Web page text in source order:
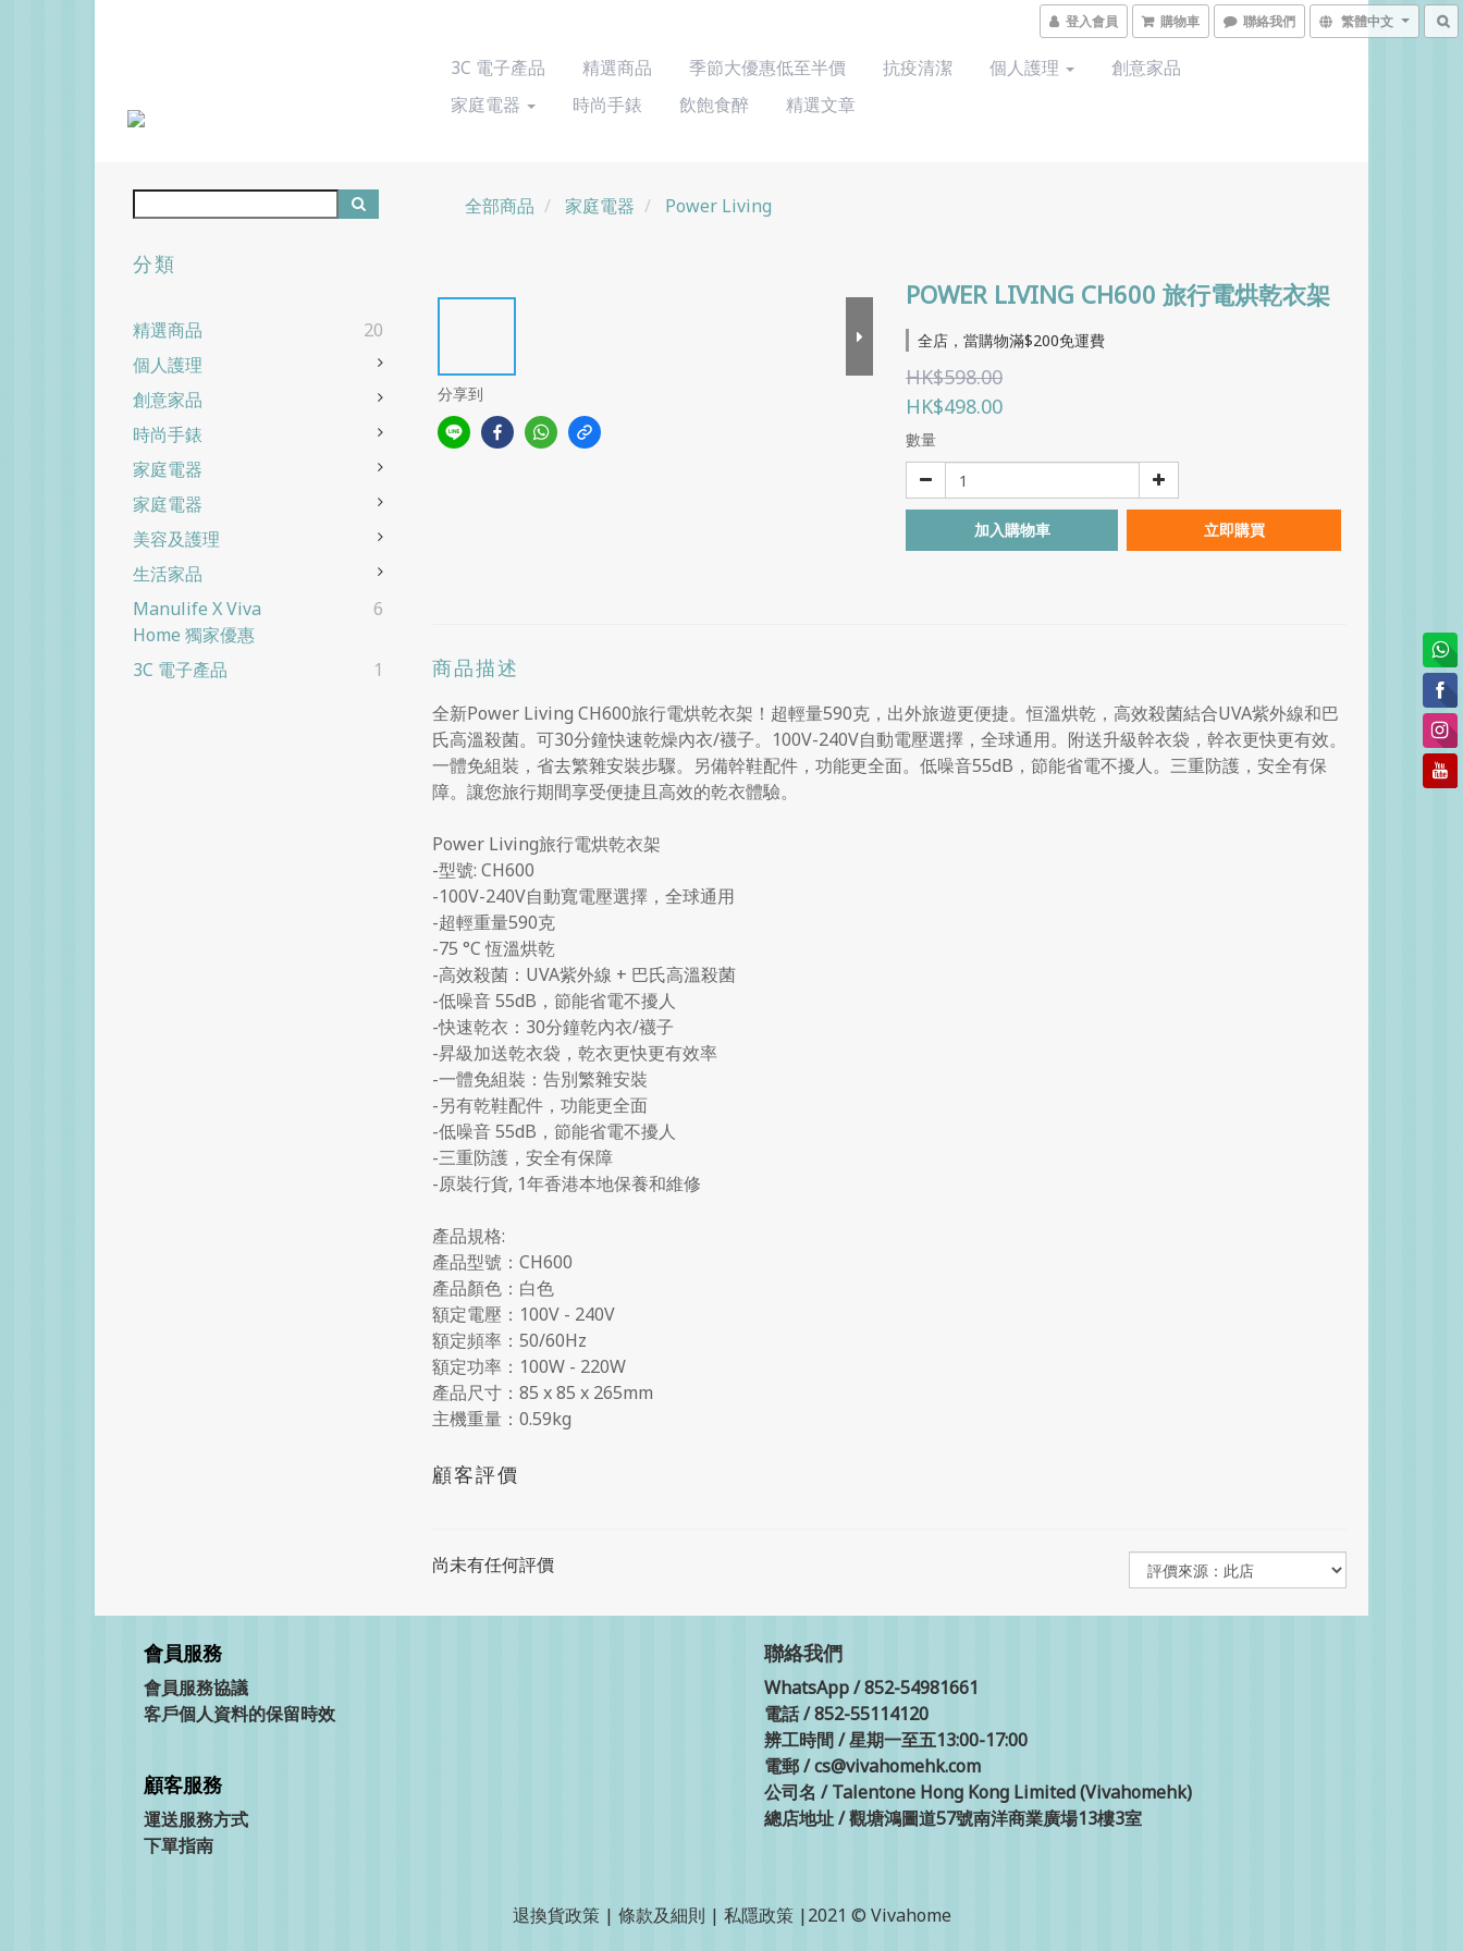
登入會員 購物車 聯絡我們 繁體中文
3C 電子產品 精選商品 季節大優惠低至半價 抗疫清潔 個人護理
創意家品
家庭電器
時尚手錶 飲飽食醉 精選文章
分類
精選商品
20
個人護理
創意家品
時尚手錶
家庭電器
家庭電器
美容及護理
生活家品
Manulife X Viva
Home 獨家優惠
6
3C 電子產品 1
全部商品 家庭電器 Power Living
分享到
POWER LIVING CH600 旅行電烘乾衣架
全店，當購物滿$200免運費
HK$598.00
HK$498.00
數量
加入購物車 立即購買
商品描述
全新Power Living CH600旅行電烘乾衣架！超輕量590克，出外旅遊更便捷。恒溫烘乾，高效殺菌結合UVA紫外線和巴
氏高溫殺菌。可30分鐘快速乾燥內衣/襪子。100V-240V自動電壓選擇，全球通用。附送升級幹衣袋，幹衣更快更有效。
一體免組裝，省去繁雜安裝步驟。另備幹鞋配件，功能更全面。低噪音55dB，節能省電不擾人。三重防護，安全有保
障。讓您旅行期間享受便捷且高效的乾衣體驗。
Power Living旅行電烘乾衣架
-型號: CH600
-100V-240V自動寬電壓選擇，全球通用
-超輕重量590克
-75 °C 恆溫烘乾
-高效殺菌：UVA紫外線 + 巴氏高溫殺菌
-低噪音 55dB，節能省電不擾人
-快速乾衣：30分鐘乾內衣/襪子
-昇級加送乾衣袋，乾衣更快更有效率
-一體免組裝：告別繁雜安裝
-另有乾鞋配件，功能更全面
-低噪音 55dB，節能省電不擾人
-三重防護，安全有保障
-原裝行貨, 1年香港本地保養和維修
產品規格:
產品型號：CH600
產品顏色：白色
額定電壓：100V - 240V
額定頻率：50/60Hz
額定功率：100W - 220W
產品尺寸：85 x 85 x 265mm
主機重量：0.59kg
顧客評價
尚未有任何評價
會員服務
會員服務協議
客戶個人資料的保留時效
顧客服務
運送服務方式
下單指南
聯絡我們
WhatsApp / 852-54981661
電話 / 852-55114120
辨工時間 / 星期一至五13:00-17:00
電郵 / cs@vivahomehk.com
公司名 / Talentone Hong Kong Limited (Vivahomehk)
總店地址 / 觀塘鴻圖道57號南洋商業廣場13樓3室
退換貨政策| 條款及細則 | 私隱政策|2021 © Vivahome